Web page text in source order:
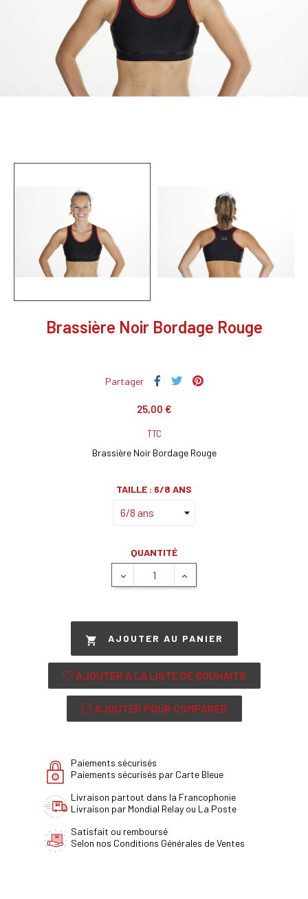
Brassière Noir Bordage Rouge
Partager
25,00 €
TTC
Brassière Noir Bordage Rouge
TAILLE : 6/8 ANS
QUANTITÉ
 AJOUTER AU PANIER
AJOUTER À LA LISTE DE SOUHAITS
AJOUTER POUR COMPARER
Paiements sécurisés
Paiements sécurisés par Carte Bleue
Livraison partout dans la Francophonie
Livraison par Mondial Relay ou La Poste
Satisfait ou remboursé
Selon nos Conditions Générales de Ventes